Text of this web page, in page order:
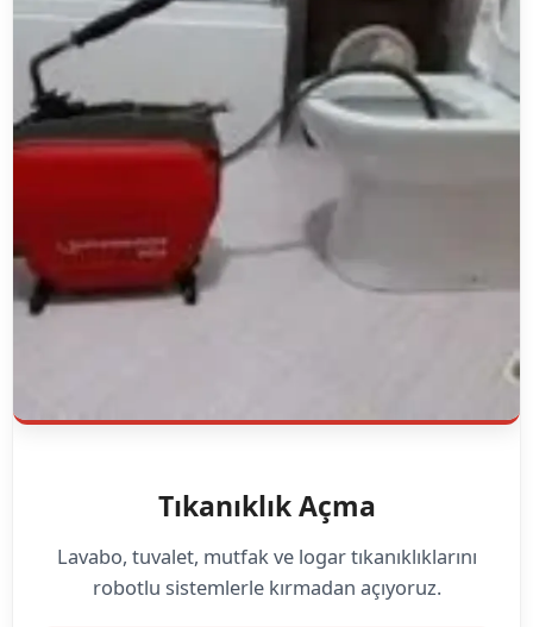
Tıkanıklık Açma
Lavabo, tuvalet, mutfak ve logar tıkanıklıklarını
robotlu sistemlerle kırmadan açıyoruz.